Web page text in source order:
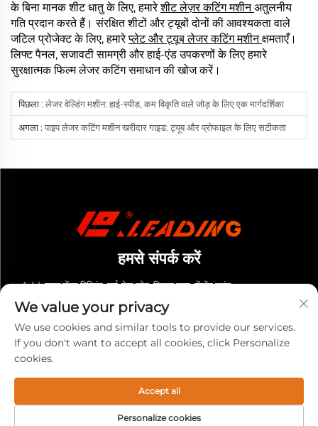
के बिना मानक शीट धातु के लिए, हमारेशीट लेज़र कटिंग मशीनअतुलनीय
गति प्रदान करते हैं। संरक्षित शीटों और ट्यूबों दोनों की आवश्यकता वाले
जटिल प्रोजेक्ट के लिए, हमारेप्लेट और ट्यूब लेजर कटिंग मशीनक्षमताएँ।
लिफ्ट पैनल, सजावटी सामग्री और हाई-एंड उपकरणों के लिए हमारे
सुरक्षात्मक फिल्म लेजर कटिंग समाधान की खोज करें।
पिछला : लेजर वेल्डिंग मशीन: हाई-स्पीड, कम विकृति वाले जोड़ के लिए एक मार्गदर्शिका
अगला : पाइप लेजर कटिंग मशीन खरीदार गाइड: ट्यूब और प्रोफाइल के लिए सटीकता
हमसे संपर्क करें
Add: युनशु सेंटर बिल्डिंग, हाई-टेक ज़ोन, जिनान शहर, शेंडोंग प्रांत
टेलीफोन:+86-13280023931
ई-मेल:[email protected]
कॉपीराइट © 2026 लीडिंग (शेंडॉन्ग) सीएनसी उपकरण कं, लिमिटेड। सर्वाधिकार सुरक्षित।
-गोपनीयता नीति
We value your privacy
We use cookies and similar tools to provide our services.
If you don't want to accept all cookies, click Personalize
cookies.
Personalize cookies
Accept all